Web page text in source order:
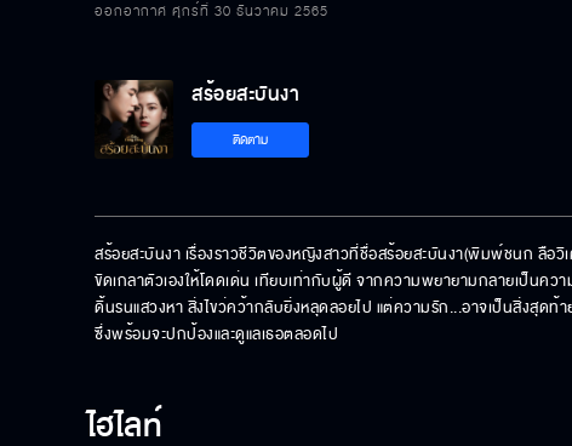
ออกอากาศ ศุกร์ที่ 30 ธันวาคม 2565
สร้อยสะบันงา
ติดตาม
สร้อยสะบันงา เรื่องราวชีวิตของหญิงสาวที่ชื่อสร้อยสะบันงา(พิมพ์ชนก ลือ
ขัดเกลาตัวเองให้โดดเด่น เทียบเท่ากับผู้ดี จากความพยายามกลายเป็นคว
ดิ้นรนแสวงหา สิ่งไขว่คว้ากลับยิ่งหลุดลอยไป แต่ความรัก...อาจเป็นสิ่งสุด
ซึ่งพร้อมจะปกป้องและดูแลเธอตลอดไป
ไฮไลท์